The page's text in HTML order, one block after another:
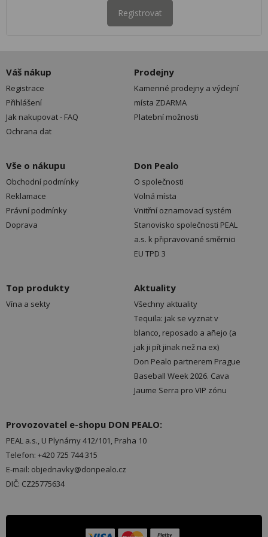
Registrovat
Váš nákup
Registrace
Přihlášení
Jak nakupovat - FAQ
Ochrana dat
Prodejny
Kamenné prodejny a výdejní
místa ZDARMA
Platební možnosti
Vše o nákupu
Obchodní podmínky
Reklamace
Právní podmínky
Doprava
Don Pealo
O společnosti
Volná místa
Vnitřní oznamovací systém
Stanovisko společnosti PEAL
a.s. k připravované směrnici
EU TPD 3
Top produkty
Vína a sekty
Aktuality
Všechny aktuality
Tequila: jak se vyznat v
blanco, reposado a añejo (a
jak ji pít jinak než na ex)
Don Pealo partnerem Prague
Baseball Week 2026. Cava
Jaume Serra pro VIP zónu
Provozovatel e-shopu DON PEALO:
PEAL a.s., U Plynárny 412/101, Praha 10
Telefon: +420 725 744 315
E-mail: objednavky@donpealo.cz
DIČ: CZ25775634